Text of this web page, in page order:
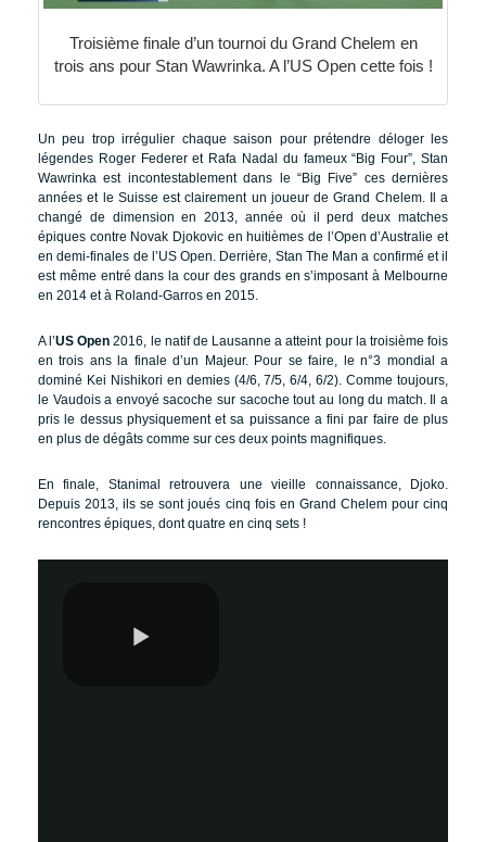
Troisième finale d’un tournoi du Grand Chelem en
trois ans pour Stan Wawrinka. A l’US Open cette fois !
Un peu trop irrégulier chaque saison pour prétendre déloger les
légendes Roger Federer et Rafa Nadal du fameux “Big Four”, Stan
Wawrinka est incontestablement dans le “Big Five” ces dernières
années et le Suisse est clairement un joueur de Grand Chelem. Il a
changé de dimension en 2013, année où il perd deux matches
épiques contre Novak Djokovic en huitièmes de l’Open d’Australie et
en demi-finales de l’US Open. Derrière, Stan The Man a confirmé et il
est même entré dans la cour des grands en s’imposant à Melbourne
en 2014 et à Roland-Garros en 2015.
A l’US Open 2016, le natif de Lausanne a atteint pour la troisième fois
en trois ans la finale d’un Majeur. Pour se faire, le n°3 mondial a
dominé Kei Nishikori en demies (4/6, 7/5, 6/4, 6/2). Comme toujours,
le Vaudois a envoyé sacoche sur sacoche tout au long du match. Il a
pris le dessus physiquement et sa puissance a fini par faire de plus
en plus de dégâts comme sur ces deux points magnifiques.
En finale, Stanimal retrouvera une vieille connaissance, Djoko.
Depuis 2013, ils se sont joués cinq fois en Grand Chelem pour cinq
rencontres épiques, dont quatre en cinq sets !